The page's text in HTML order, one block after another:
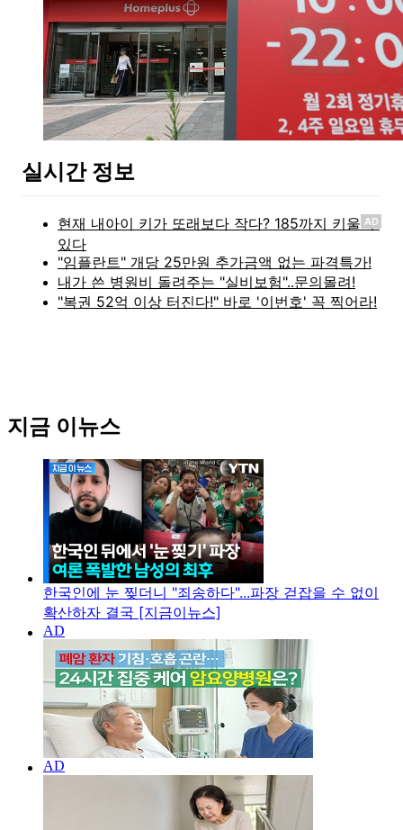
실시간 정보
AD
지금 이뉴스
한국인에 눈 찢더니 "죄송하다"...파장 걷잡을 수 없이
확산하자 결국 [지금이뉴스]